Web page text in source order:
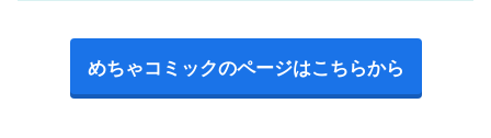
めちゃコミックのページはこちらから